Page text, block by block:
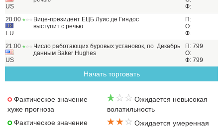
US
Ф:
20:00
EU
Вице-президент ЕЦБ Луис де Гиндос
выступит с речью
П:
О:
Ф:
21:00
US
Число работающих буровых установок, по
данным Baker Hughes
Декабрь
П: 799
О:
Ф: 799
Начать торговать
Фактическое значение
хуже прогноза
Фактическое значение
Ожидается невысокая
волатильность
Ожидается умеренная